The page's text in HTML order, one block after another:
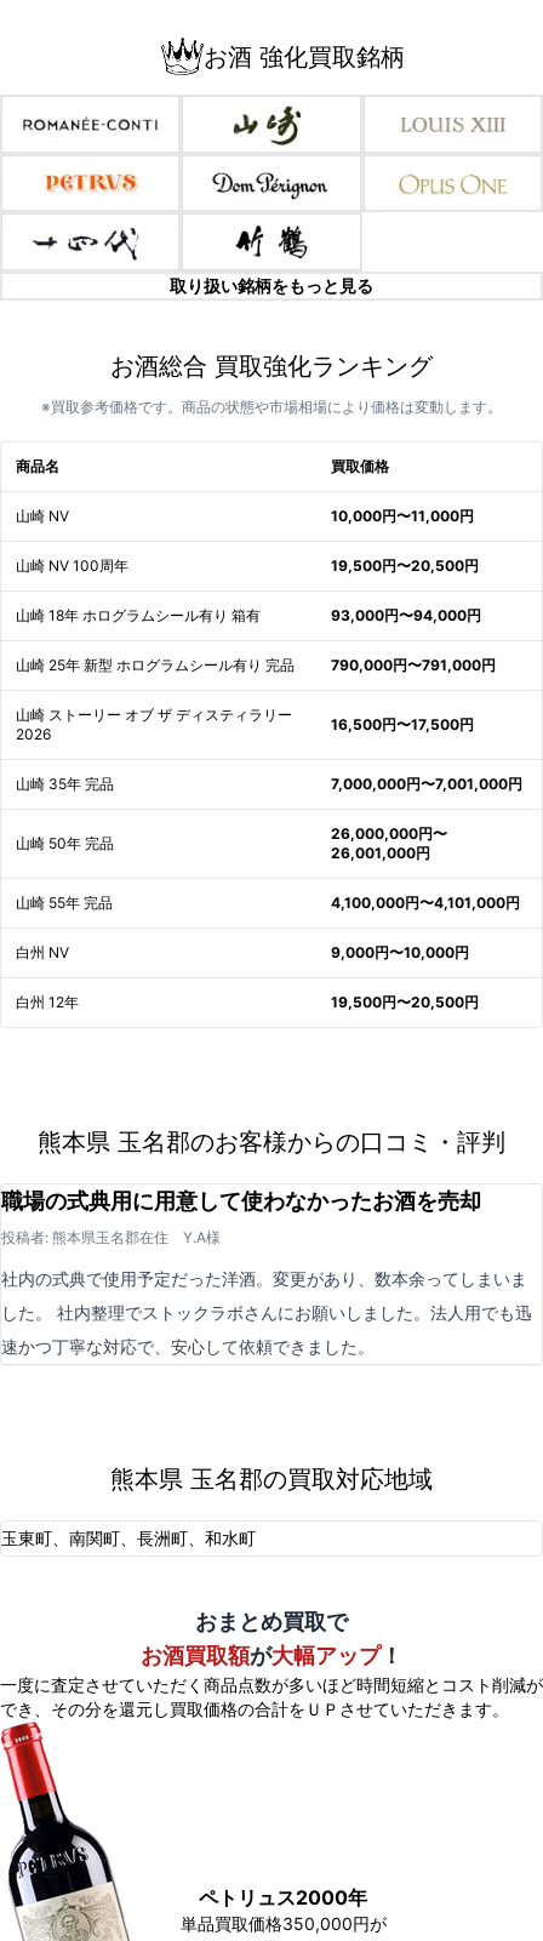
お酒 強化買取銘柄
取り扱い銘柄をもっと見る
お酒総合 買取強化ランキング
※買取参考価格です。商品の状態や市場相場により価格は変動します。
商品名 買取価格
山崎 NV 10,000円〜11,000円
山崎 NV 100周年 19,500円〜20,500円
山崎 18年 ホログラムシール有り 箱有 93,000円〜94,000円
山崎 25年 新型 ホログラムシール有り 完品 790,000円〜791,000円
山崎 ストーリー オブ ザ ディスティラリー
2026
16,500円〜17,500円
山崎 35年 完品 7,000,000円〜7,001,000円
山崎 50年 完品
26,000,000円〜
26,001,000円
山崎 55年 完品 4,100,000円〜4,101,000円
白州 NV 9,000円〜10,000円
白州 12年 19,500円〜20,500円
熊本県 玉名郡のお客様からの口コミ・評判
職場の式典用に用意して使わなかったお酒を売却
投稿者: 熊本県玉名郡在住 Y.A様
社内の式典で使用予定だった洋酒。変更があり、数本余ってしまいま
した。 社内整理でストックラボさんにお願いしました。法人用でも迅
速かつ丁寧な対応で、安心して依頼できました。
熊本県 玉名郡の買取対応地域
玉東町、南関町、長洲町、和水町
おまとめ買取で
お酒買取額が大幅アップ！
一度に査定させていただく商品点数が多いほど時間短縮とコスト削減が
でき、 その分を還元し買取価格の合計をＵＰさせていただきます。
ペトリュス2000年
単品買取価格350,000円が